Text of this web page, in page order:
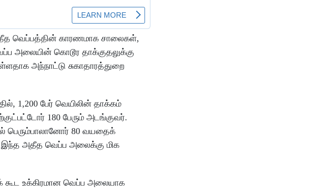
வெப்பத்தின் காரணமாக சாலைகள்,
அலையின் கொடூர தாக்குதலுக்கு
அந்நாட்டு சுகாதாரத்துறை
1,200 பேர் வெயிலின் தாக்கம்
180 பேரும் அடங்குவர்.
பெரும்பாலானோர் 80 வயதைக்
இந்த அதீத வெப்ப அலைக்கு மிக
உக்கிரமான வெப்ப அலையாக